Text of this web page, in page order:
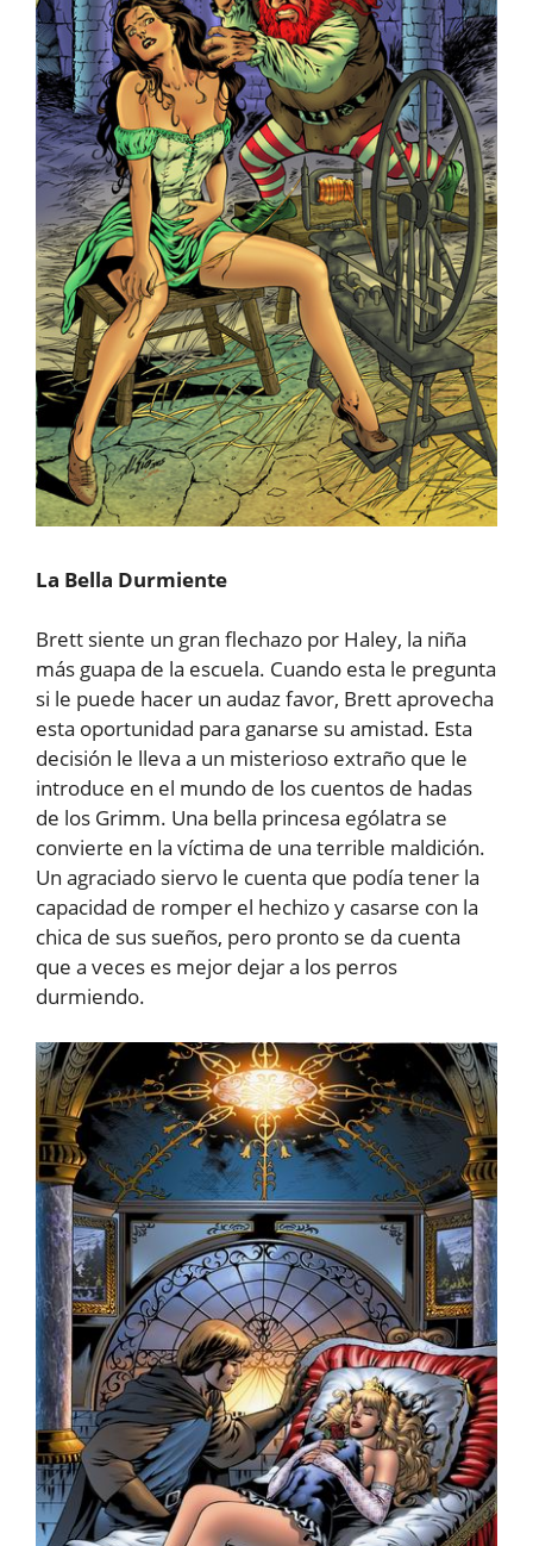
La Bella Durmiente
Brett siente un gran flechazo por Haley, la niña
más guapa de la escuela. Cuando esta le pregunta
si le puede hacer un audaz favor, Brett aprovecha
esta oportunidad para ganarse su amistad. Esta
decisión le lleva a un misterioso extraño que le
introduce en el mundo de los cuentos de hadas
de los Grimm. Una bella princesa ególatra se
convierte en la víctima de una terrible maldición.
Un agraciado siervo le cuenta que podía tener la
capacidad de romper el hechizo y casarse con la
chica de sus sueños, pero pronto se da cuenta
que a veces es mejor dejar a los perros
durmiendo.